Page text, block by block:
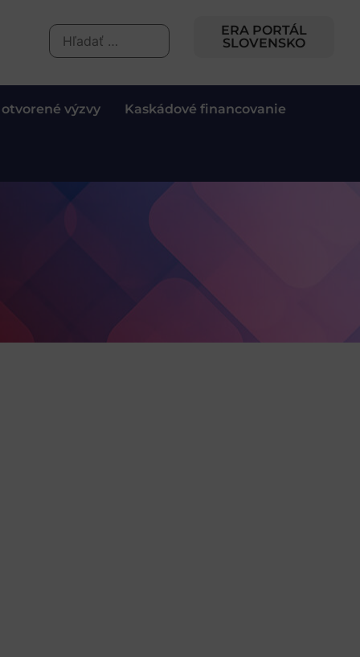
ERA PORTÁL
SLOVENSKO
výzvy Kaskádové financovanie